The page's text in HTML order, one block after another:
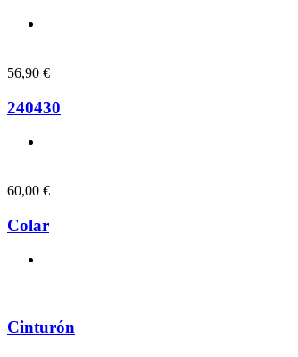
56,90 €
240430
60,00 €
Colar
Cinturón